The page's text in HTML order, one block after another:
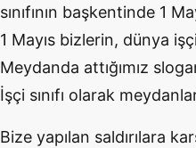
sınıfının başkentinde 1
1 Mayıs bizlerin, dünya
Meydanda attığımız
İşçi sınıfı olarak
Bize yapılan saldırılara